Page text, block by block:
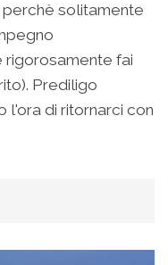
solitamente
rigorosamente fai
Prediligo
l'ora di ritornarci con